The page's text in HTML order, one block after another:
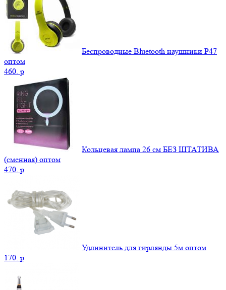
Беспроводные Bluetooth наушники P47
оптом
460. p
Кольцевая лампа 26 см БЕЗ ШТАТИВА
(сменная) оптом
470. p
Удлинитель для гирлянды 5м оптом
170. p